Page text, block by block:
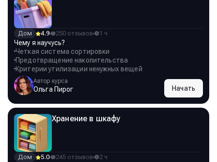
Дом 4.9 250 отзывов 1 ч
Чему я научусь?
Четкая система сортировки
Предотвращение накопительства
Критерии утилизации ненужных вещей
Автор курса
Ольга Пирог Начать
Хранение в шкафу
Дом 5.0 245 отзывов 2 ч